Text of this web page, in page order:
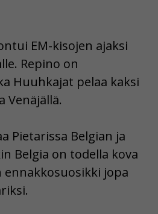
EM-kisojen ajaksi
Repino on
Huuhkajat pelaa kaksi
Venäjällä.
Pietarissa Belgian ja
Belgia on todella kova
ennakkosuosikki jopa